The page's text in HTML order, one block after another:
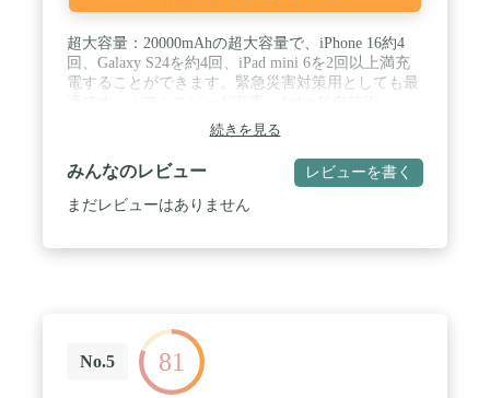
超大容量：20000mAhの超大容量で、iPhone 16約4
回、Galaxy S24を約4回、iPad mini 6を2回以上満充
電することができます。緊急災害対策用としても最
PowerIQとVoltageBoostにより、ほとんどのUSB機器
へ最適なスピードで充電できます (*Qualcomm Quick
Chargeには非対応) 。 / 確かな安全性：Anker独自の
多重保護システムを搭載しているため、長期間安心
してお使いいただけます。 / 上質なデザイン：汚れ
続きを見る
みんなのレビュー レビューを書く
まだレビューはありません
No.5 81